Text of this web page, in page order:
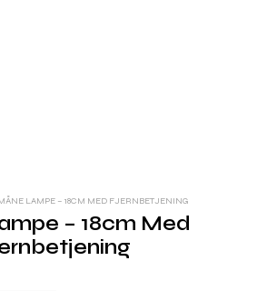
LAMPE – 18CM MED FJERNBETJENING
– 18cm Med